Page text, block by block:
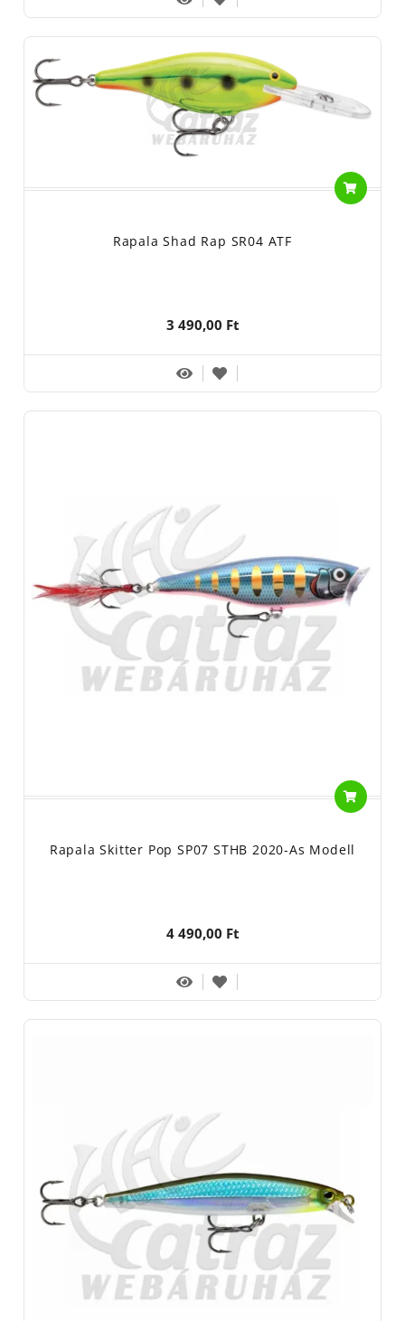
Rapala Shad Rap SR04 ATF
3 490,00 Ft
Rapala Skitter Pop SP07 STHB 2020-As Modell
4 490,00 Ft